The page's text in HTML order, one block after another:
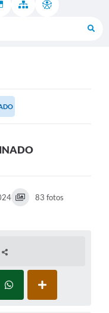
83 fotos